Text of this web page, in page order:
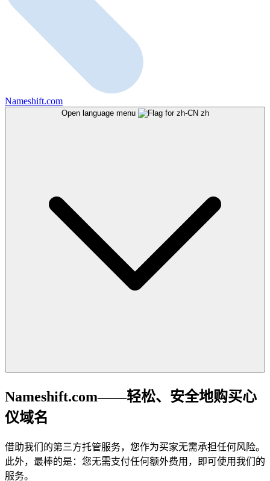
Nameshift.com
Open language menu zh
Nameshift.com——轻松、安全地购买心
仪域名
借助我们的第三方托管服务，您作为买家无需承担任何风险。
此外，最棒的是：您无需支付任何额外费用，即可使用我们的
服务。